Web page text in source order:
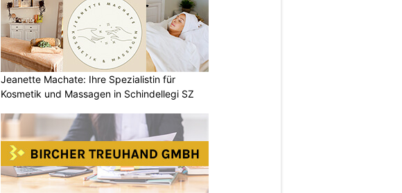
Jeanette Machate: Ihre Spezialistin für
Kosmetik und Massagen in Schindellegi SZ